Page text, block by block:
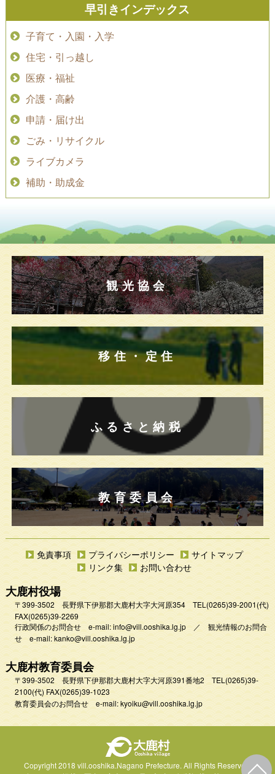
早引きインデックス
子育て・入園・入学
住宅・引っ越し
医療・福祉
介護・高齢
申請・届け出
ごみ・リサイクル
ライブカメラ
補助・助成金
観光協会
移住・定住
ふるさと納税
教育委員会
免責事項 プライバシーポリシー
サイトマップ
リンク集
お問い合わせ
大鹿村役場
〒399-3502 長野県下伊那郡大鹿村大字大河原354 TEL (0265)39-2001(代)
FAX(0265)39-2269
行政関係のお問合せ e-mail:info@vill.ooshika.lg.jp／ 観光情報のお問合
せ e-mail:kanko@vill.ooshika.lg.jp
大鹿村教育委員会
〒399-3502 長野県下伊那郡大鹿村大字大河原391番地2 TEL (0265)39-
2100(代) FAX(0265)39-1023
教育委員会のお問合せ e-mail:kyoiku@vill.ooshika.lg.jp
Copyright 2018 vill.ooshika.Nagano Prefecture. All Rights Reserved.